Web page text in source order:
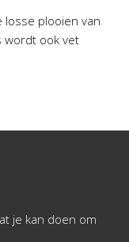
losse plooien van
wordt ook vet
je kan doen om